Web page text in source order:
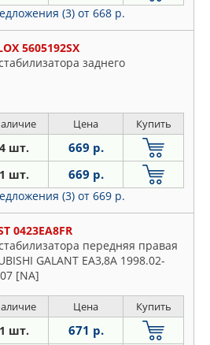
(3) от 668 р.
5605192SX
заднего
Цена Купить
4 шт. 669 р.
1 шт. 669 р.
(3) от 669 р.
0423EA8FR
передняя правая
GALANT EA3,8A 1998.02-
[NA]
Цена Купить
1 шт. 671 р.